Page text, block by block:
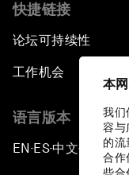
本
我们
容与
的流
合作
快捷链接
论坛可持续性
工作机会
语言版本
EN ▪ES▪中文▪ 日本語